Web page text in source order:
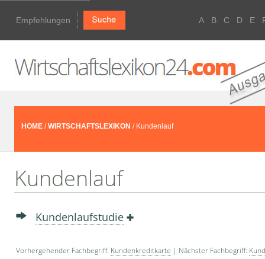
Empfehlungen A B C D E
HOME /WIRTSCHAFTSLEXIKON / Kundenlauf
Kundenlauf
Kundenlaufstudie
Vorhergehender Fachbegriff: Kundenkreditkarte | Nächster Fachbegriff: